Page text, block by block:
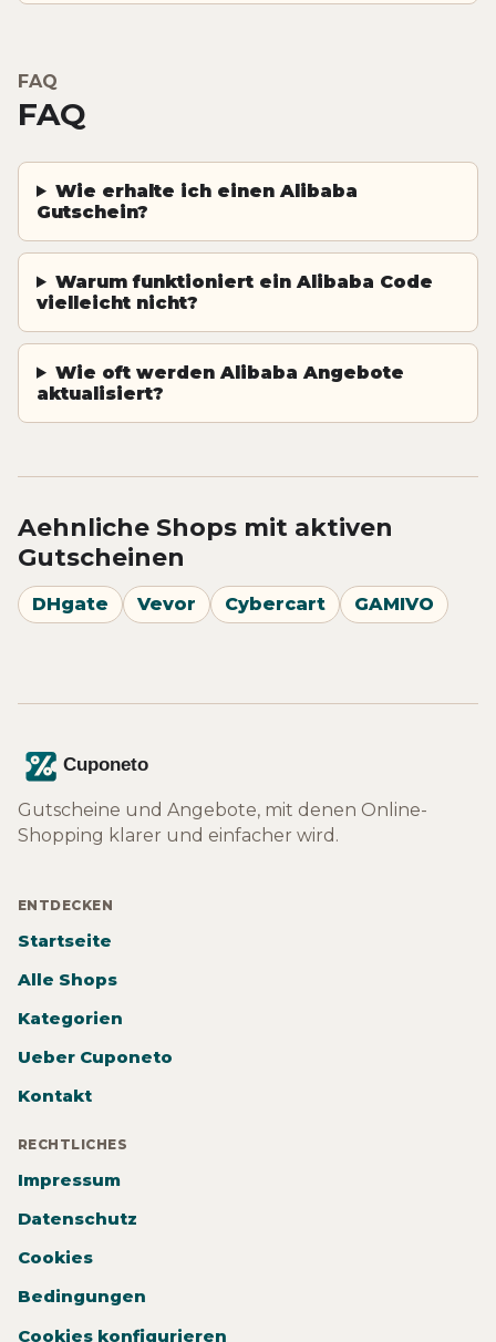
FAQ
FAQ
Wie erhalte ich einen Alibaba
Gutschein?
Warum funktioniert ein Alibaba Code
vielleicht nicht?
Wie oft werden Alibaba Angebote
aktualisiert?
Aehnliche Shops mit aktiven
Gutscheinen
DHgate Vevor Cybercart GAMIVO
Gutscheine und Angebote, mit denen Online-
Shopping klarer und einfacher wird.
ENTDECKEN
Startseite
Alle Shops
Kategorien
Ueber Cuponeto
Kontakt
RECHTLICHES
Impressum
Datenschutz
Cookies
Bedingungen
Cookies konfigurieren